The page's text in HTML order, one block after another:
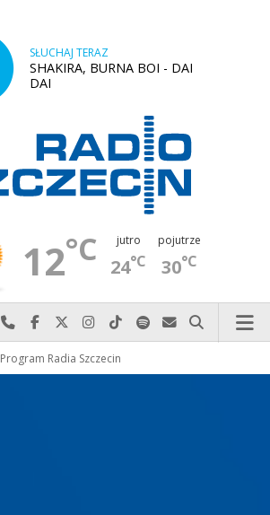
SŁUCHAJ TERAZ
SHAKIRA, BURNA BOI - DAI
DAI
12°C jutro
24°C
pojutrze
30°C
Najlepiej po prostu do nas zadzwoń
Odwiedź nas na Facebook-u
Odwiedź nas na X
Odwiedź nas na Instagram-ie
Odwiedź nas na TikTok-u
Szukaj nas na Spotify
Wyślij do nas
Szukaj
Program Radia Szczecin